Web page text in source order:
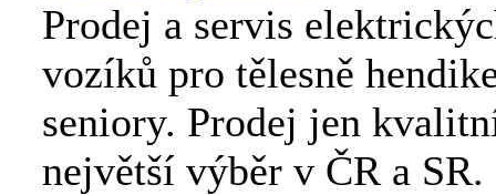
Prodej a servis
vozíků pro tělesně
seniory. Prodej jen
největší výběr v ČR a SR.